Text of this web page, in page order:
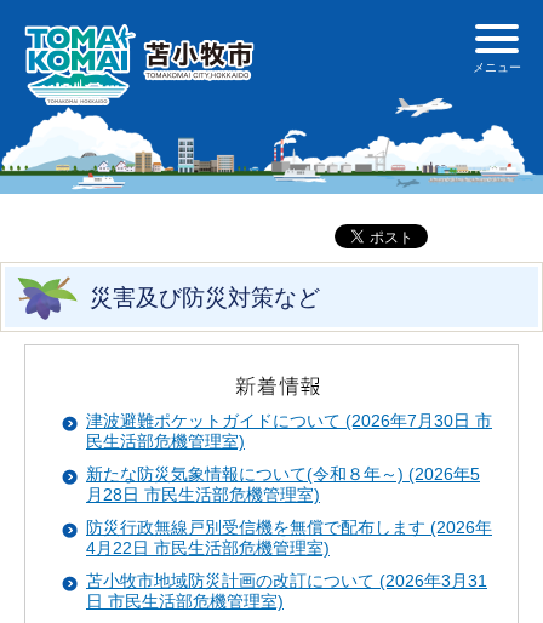
災害及び防災対策など
津波避難ポケットガイドについて (2026年7月30日 市
民生活部危機管理室)
新たな防災気象情報について(令和８年～) (2026年5
月28日 市民生活部危機管理室)
防災行政無線戸別受信機を無償で配布します (2026年
4月22日 市民生活部危機管理室)
苫小牧市地域防災計画の改訂について (2026年3月31
日 市民生活部危機管理室)